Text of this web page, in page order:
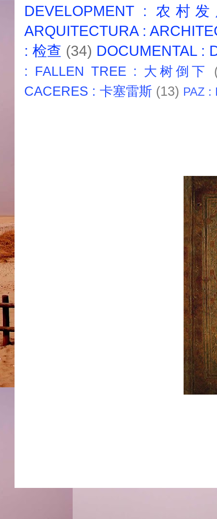
DEVELOPMENT : 农村
ARQUITECTURA :
: 检查 (34) DOCUMENTAL :
: FALLEN TREE : 大树倒下
CACERES : 卡塞雷斯 (13) PAZ :